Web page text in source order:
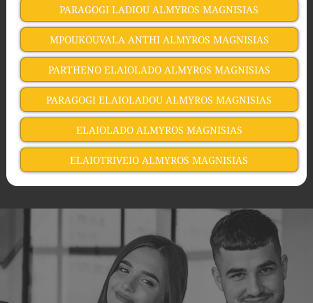
PARAGOGI LADIOU ALMYROS MAGNISIAS
MPOUKOUVALA ANTHI ALMYROS MAGNISIAS
PARTHENO ELAIOLADO ALMYROS MAGNISIAS
PARAGOGI ELAIOLADOU ALMYROS MAGNISIAS
ELAIOLADO ALMYROS MAGNISIAS
ELAIOTRIVEIO ALMYROS MAGNISIAS